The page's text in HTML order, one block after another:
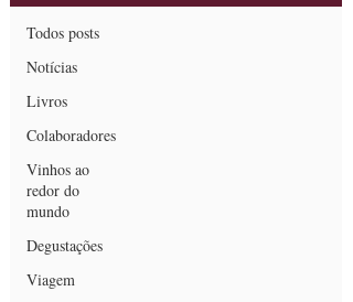
Todos posts
Notícias
Livros
Colaboradores
Vinhos ao
redor do
mundo
Degustações
Viagem